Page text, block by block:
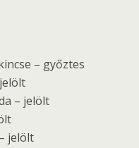
– győztes
– jelölt
jelölt